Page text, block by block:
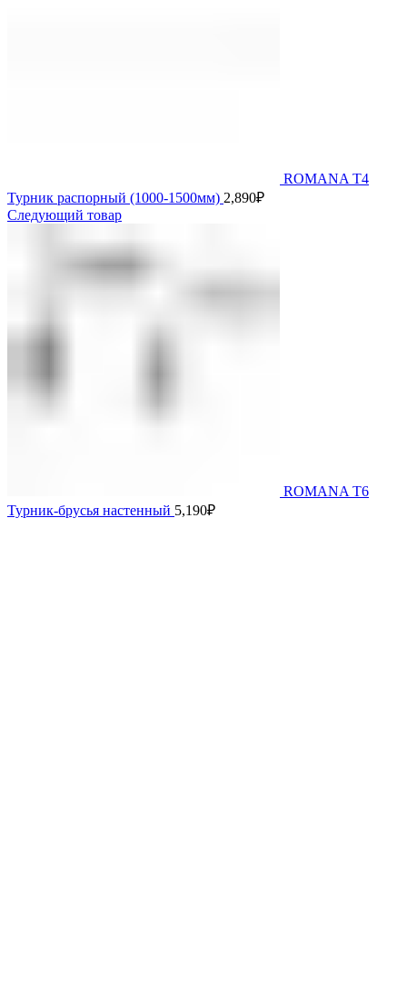
ROMANA T4
Турник распорный (1000-1500мм) 2,890₽
Следующий товар
ROMANA T6
Турник-брусья настенный 5,190₽